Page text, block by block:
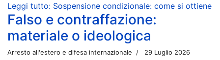
Leggi tutto: Sospensione condizionale: come si ottiene
Falso e contraffazione:
materiale o ideologica
Arresto all'estero e difesa internazionale 29 Luglio 2026